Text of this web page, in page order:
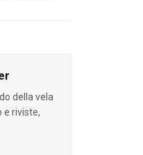
della vela
e riviste,